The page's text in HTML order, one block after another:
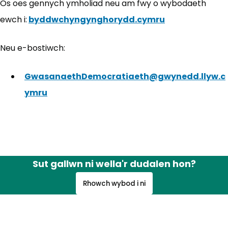
Os oes gennych ymholiad neu am fwy o wybodaeth
ewch i: byddwchyngynghorydd.cymru
Neu e-bostiwch:
GwasanaethDemocratiaeth@gwynedd.llyw.c
ymru
Sut gallwn ni wella'r dudalen hon?
Rhowch wybod i ni